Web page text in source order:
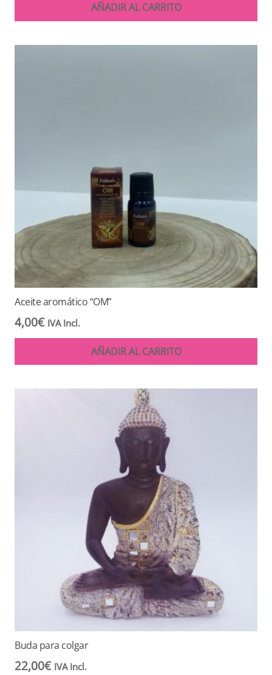
AÑADIR AL CARRITO
Aceite aromático “OM”
4,00€ IVA Incl.
AÑADIR AL CARRITO
Buda para colgar
22,00€ IVA Incl.